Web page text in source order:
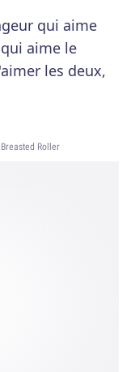
qui aime
aime le
les deux,
Roller